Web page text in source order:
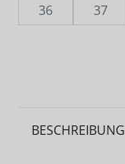
36 37
BESCHREIBUNG